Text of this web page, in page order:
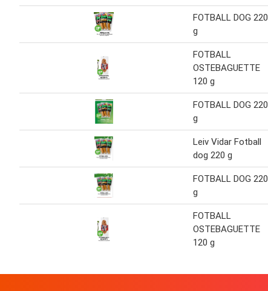
FOTBALL DOG 220
g
FOTBALL
OSTEBAGUETTE
120 g
FOTBALL DOG 220
g
Leiv Vidar Fotball
dog 220 g
FOTBALL DOG 220
g
FOTBALL
OSTEBAGUETTE
120 g